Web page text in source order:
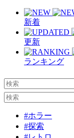
新着
更新
ランキング
#ホラー
#探索